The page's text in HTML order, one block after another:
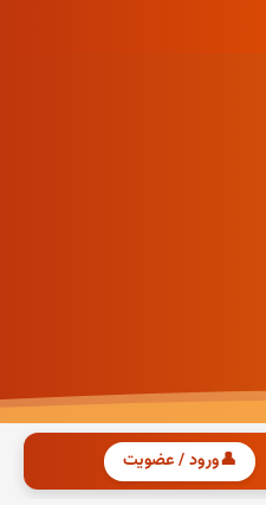
👤ورود / عضویت